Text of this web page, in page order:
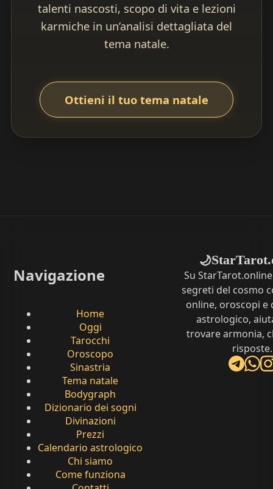
talenti nascosti, scopo di vita e lezioni
karmiche in un’analisi dettagliata del
tema natale.
Ottieni il tuo tema natale
Navigazione
Home
Oggi
Tarocchi
Oroscopo
Sinastria
Tema natale
Bodygraph
Dizionario dei sogni
Divinazioni
Prezzi
Calendario astrologico
Chi siamo
Come funziona
🌙
Su
segreti del cosmo
online, oroscopi e
astrologico,
trovare armonia,
risposte.